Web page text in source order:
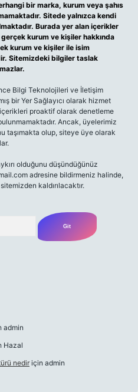
bir marka, kurum veya şahıs
Sitede yalnızca kendi
Burada yer alan içerikler
kurum ve kişiler hakkında
kurum ve kişiler ile isim
Sitemizdeki bilgiler taslak
Bilgi Teknolojileri ve İletişim
bir Yer Sağlayıcı olarak hizmet
proaktif olarak denetleme
Ancak, üyelerimiz
taşımakta olup, siteye üye olarak
olduğunu düşündüğünüz
adresine bildirmeniz halinde,
kaldırılacaktır.
admin
Hazal
nedir için admin